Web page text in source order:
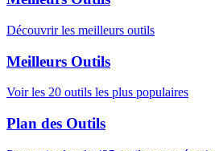
Découvrir les meilleurs outils
Meilleurs Outils
Voir les 20 outils les plus populaires
Plan des Outils